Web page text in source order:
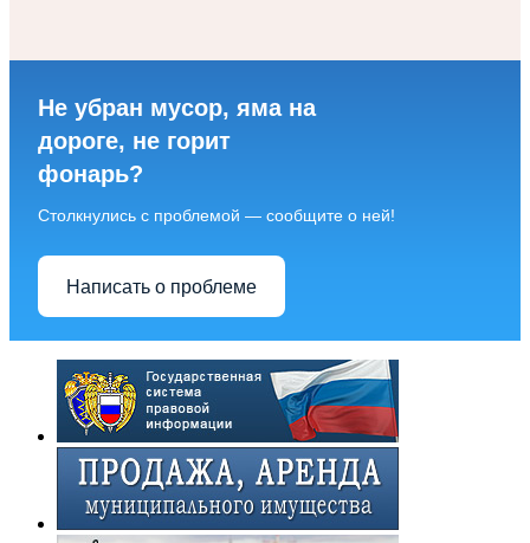
Не убран мусор, яма на
дороге, не горит
фонарь?
Столкнулись с проблемой — сообщите о ней!
Написать о проблеме